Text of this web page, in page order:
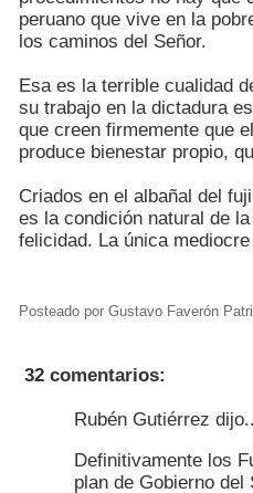
peruano que vive en la
los caminos del Señor.
Esa es la terrible cualidad
su trabajo en la dictadura
que creen firmemente que
produce bienestar propio,
Criados en el albañal del
es la condición natural de
felicidad. La única
Posteado por Gustavo Faverón
32 comentarios:
Rubén Gutiérrez
Definitivamente los
plan de Gobierno